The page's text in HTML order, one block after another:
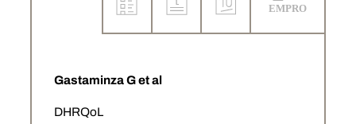
Gastaminza G et al
DHRQoL